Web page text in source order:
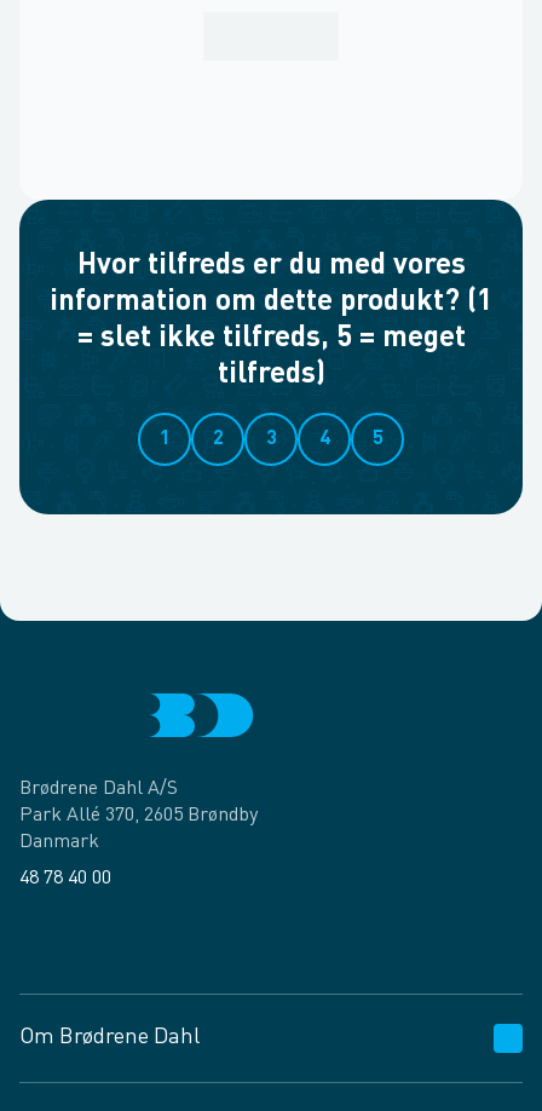
Hvor tilfreds er du med vores
information om dette produkt? (1
= slet ikke tilfreds, 5 = meget
tilfreds)
1 2 3 4 5
Brødrene Dahl A/S
Park Allé 370, 2605 Brøndby
Danmark
48 78 40 00
Om Brødrene Dahl